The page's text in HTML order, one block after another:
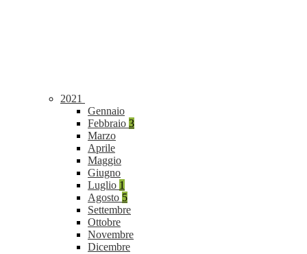
2021
Gennaio
Febbraio 3
Marzo
Aprile
Maggio
Giugno
Luglio 1
Agosto 5
Settembre
Ottobre
Novembre
Dicembre